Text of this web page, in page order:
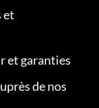
et
et garanties
de nos